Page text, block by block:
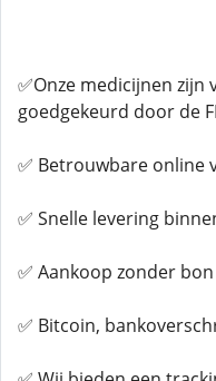
✅Onze medicijnen zijn
goedgekeurd door de
✅ Betrouwbare online
✅ Snelle levering
✅ Aankoop zonder bon
✅ Bitcoin,